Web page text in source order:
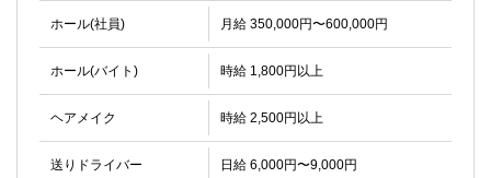
ホール(社員) 月給 350,000円〜600,000円
ホール(バイト) 時給 1,800円以上
ヘアメイク 時給 2,500円以上
送りドライバー 日給 6,000円〜9,000円